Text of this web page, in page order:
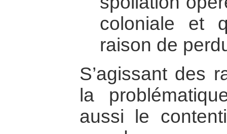
coloniale et
raison de
S’agissant des
la
aussi le